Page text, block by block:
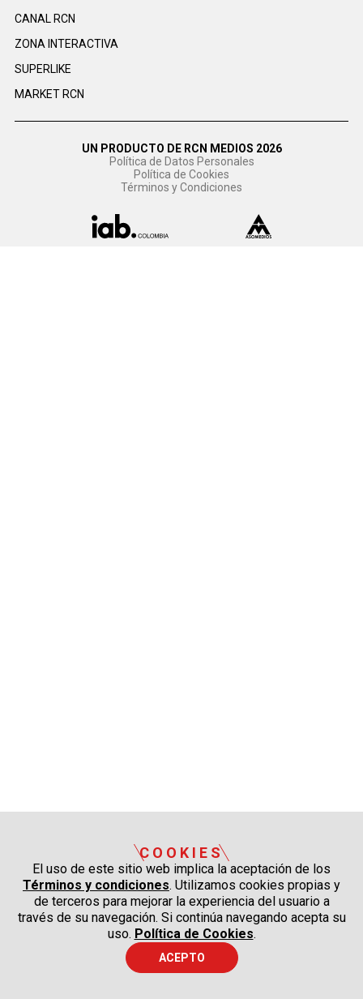
CANAL RCN
ZONA INTERACTIVA
SUPERLIKE
MARKET RCN
UN PRODUCTO DE RCN MEDIOS 2026
Política de Datos Personales
Política de Cookies
Términos y Condiciones
COOKIES
El uso de este sitio web implica la aceptación de los
Términos y condiciones. Utilizamos cookies propias y
de terceros para mejorar la experiencia del usuario a
través de su navegación. Si continúa navegando acepta su
uso. Política de Cookies.
ACEPTO